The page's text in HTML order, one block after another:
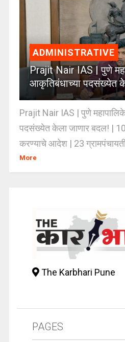
ADMINISTRATIVE
Prajit Nair IAS | पुणे
आकृतिबंधाच्या पदसंख्येत
Prajit Nair IAS | पुणे
पदसंख्येत केला जाणार बदल! | 10
करण्याचे आदेश | 23
More
The Karbhari Pune
PAGES